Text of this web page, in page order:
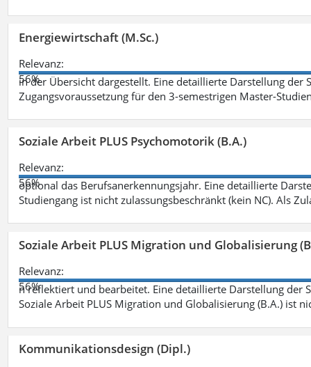
Energiewirtschaft (M.Sc.)
Relevanz:
56%
in der Übersicht dargestellt. Eine detaillierte Darstellung der
Zugangsvoraussetzung für den 3-semestrigen Master-
Soziale Arbeit PLUS Psychomotorik (B.A.)
Relevanz:
56%
optional das Berufsanerkennungsjahr. Eine detaillierte
Studiengang ist nicht zulassungsbeschränkt (kein NC). Als
Soziale Arbeit PLUS Migration und Globalisierung
Relevanz:
56%
n reflektiert und bearbeitet. Eine detaillierte Darstellung der
Soziale Arbeit PLUS Migration und Globalisierung (B.A.) ist
Kommunikationsdesign (Dipl.)